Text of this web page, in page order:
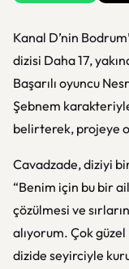
Kanal D’nin
dizisi Daha 17,
Başarılı oyuncu
Şebnem
belirterek, projeye
Cavadzade, diziyi
“Benim için bu bir
çözülmesi ve
alıyorum. Çok
dizide seyirciyle